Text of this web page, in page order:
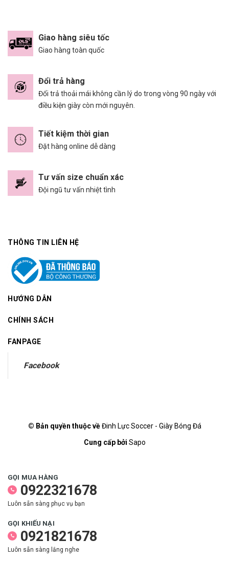
Giao hàng siêu tốc
Giao hàng toàn quốc
Đổi trả hàng
Đổi trả thoải mái không cần lý do trong vòng 90 ngày với
điều kiện giày còn mới nguyên.
Tiết kiệm thời gian
Đặt hàng online dễ dàng
Tư vấn size chuẩn xác
Đội ngũ tư vấn nhiệt tình
THÔNG TIN LIÊN HỆ
HƯỚNG DẪN
CHÍNH SÁCH
FANPAGE
Facebook
© Bản quyền thuộc vềĐinh Lực Soccer - Giày Bóng Đá
Cung cấp bởi Sapo
GỌI MUA HÀNG
0922321678
Luôn sẵn sàng phục vụ bạn
GỌI KHIẾU NẠI
0921821678
Luôn sẵn sàng lắng nghe